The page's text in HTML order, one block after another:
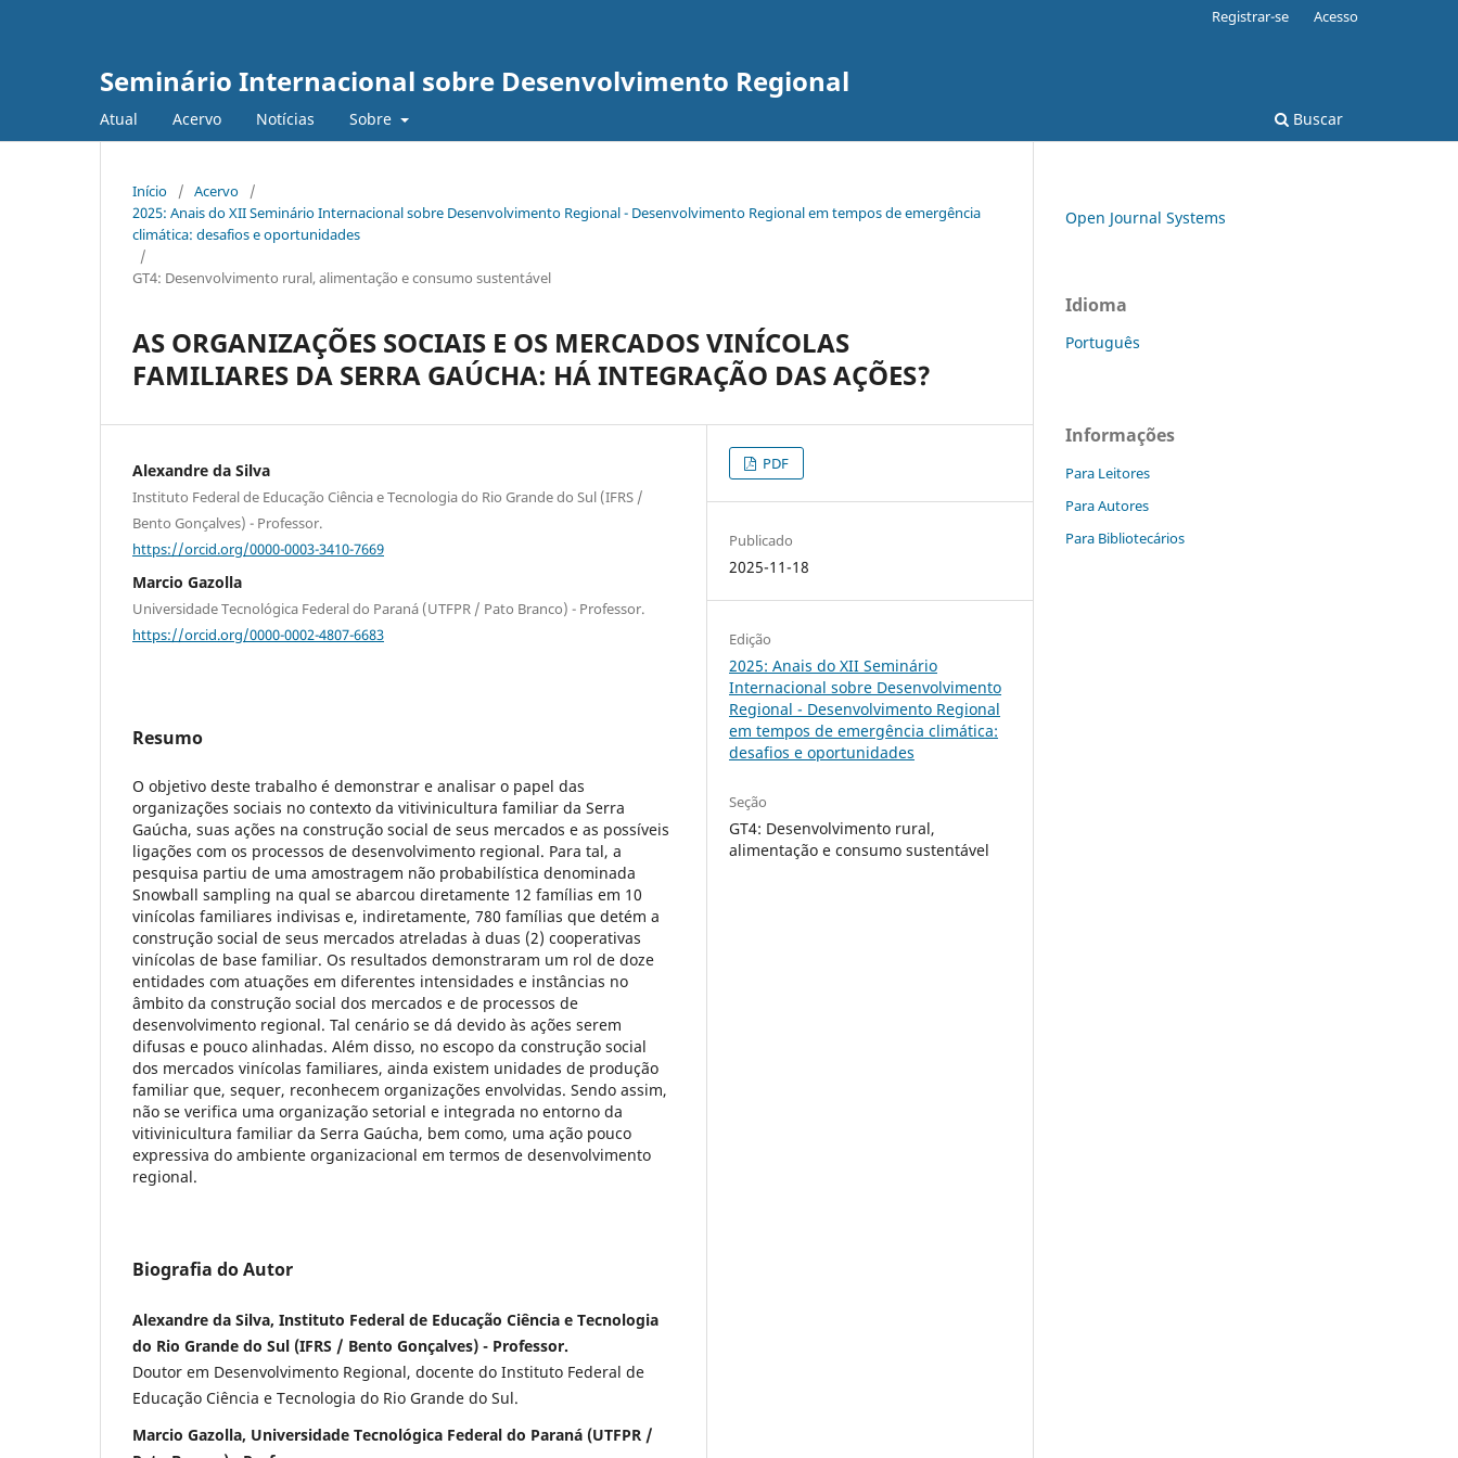
Seminário Internacional sobre Desenvolvimento Regional
Atual Acervo Notícias Sobre Buscar
Registrar-se Acesso
Início / Acervo
/
2025: Anais do XII Seminário Internacional sobre Desenvolvimento Regional - Desenvolvimento Regional em tempos de emergência
climática: desafios e oportunidades
/
GT4: Desenvolvimento rural, alimentação e consumo sustentável
AS ORGANIZAÇÕES SOCIAIS E OS MERCADOS VINÍCOLAS
FAMILIARES DA SERRA GAÚCHA: HÁ INTEGRAÇÃO DAS AÇÕES?
Alexandre da Silva
Instituto Federal de Educação Ciência e Tecnologia do Rio Grande do Sul (IFRS /
Bento Gonçalves) - Professor.
https://orcid.org/0000-0003-3410-7669
Marcio Gazolla
Universidade Tecnológica Federal do Paraná (UTFPR / Pato Branco) - Professor.
https://orcid.org/0000-0002-4807-6683
Resumo
O objetivo deste trabalho é demonstrar e analisar o papel das
organizações sociais no contexto da vitivinicultura familiar da Serra
Gaúcha, suas ações na construção social de seus mercados e as possíveis
ligações com os processos de desenvolvimento regional. Para tal, a
pesquisa partiu de uma amostragem não probabilística denominada
Snowball sampling na qual se abarcou diretamente 12 famílias em 10
vinícolas familiares indivisas e, indiretamente, 780 famílias que detém a
construção social de seus mercados atreladas à duas (2) cooperativas
vinícolas de base familiar. Os resultados demonstraram um rol de doze
entidades com atuações em diferentes intensidades e instâncias no
âmbito da construção social dos mercados e de processos de
desenvolvimento regional. Tal cenário se dá devido às ações serem
difusas e pouco alinhadas. Além disso, no escopo da construção social
dos mercados vinícolas familiares, ainda existem unidades de produção
familiar que, sequer, reconhecem organizações envolvidas. Sendo assim,
não se verifica uma organização setorial e integrada no entorno da
vitivinicultura familiar da Serra Gaúcha, bem como, uma ação pouco
expressiva do ambiente organizacional em termos de desenvolvimento
regional.
Biografia do Autor
Alexandre da Silva, Instituto Federal de Educação Ciência e Tecnologia
do Rio Grande do Sul (IFRS / Bento Gonçalves) - Professor.
Doutor em Desenvolvimento Regional, docente do Instituto Federal de
Educação Ciência e Tecnologia do Rio Grande do Sul.
Marcio Gazolla, Universidade Tecnológica Federal do Paraná (UTFPR /
PDF
Publicado
2025-11-18
Edição
2025: Anais do XII Seminário
Internacional sobre Desenvolvimento
Regional - Desenvolvimento Regional
em tempos de emergência climática:
desafios e oportunidades
Seção
GT4: Desenvolvimento rural,
alimentação e consumo sustentável
Open Journal Systems
Idioma
Português
Informações
Para Leitores
Para Autores
Para Bibliotecários